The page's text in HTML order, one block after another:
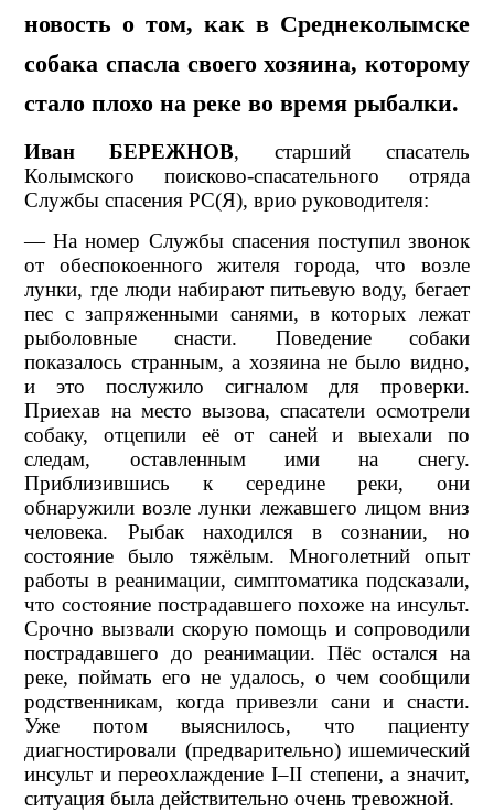
новость о том, как в Среднеколымске
собака спасла своего хозяина, которому
стало плохо на реке во время рыбалки.
Иван БЕРЕЖНОВ, старший спасатель
Колымского поисково-спасательного отряда
Службы спасения РС(Я), врио руководителя:
— На номер Службы спасения поступил звонок
от обеспокоенного жителя города, что возле
лунки, где люди набирают питьевую воду, бегает
пес с запряженными санями, в которых лежат
рыболовные снасти. Поведение собаки
показалось странным, а хозяина не было видно,
и это послужило сигналом для проверки.
Приехав на место вызова, спасатели осмотрели
собаку, отцепили её от саней и выехали по
следам, оставленным ими на снегу.
Приблизившись к середине реки, они
обнаружили возле лунки лежавшего лицом вниз
человека. Рыбак находился в сознании, но
состояние было тяжёлым. Многолетний опыт
работы в реанимации, симптоматика подсказали,
что состояние пострадавшего похоже на инсульт.
Срочно вызвали скорую помощь и сопроводили
пострадавшего до реанимации. Пёс остался на
реке, поймать его не удалось, о чем сообщили
родственникам, когда привезли сани и снасти.
Уже потом выяснилось, что пациенту
диагностировали (предварительно) ишемический
инсульт и переохлаждение I–II степени, а значит,
ситуация была действительно очень тревожной.